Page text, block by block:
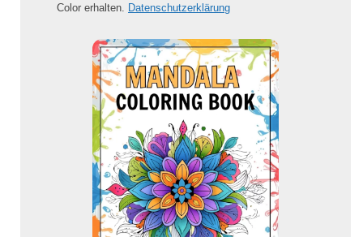
Color erhalten.
Datenschutzerklärung